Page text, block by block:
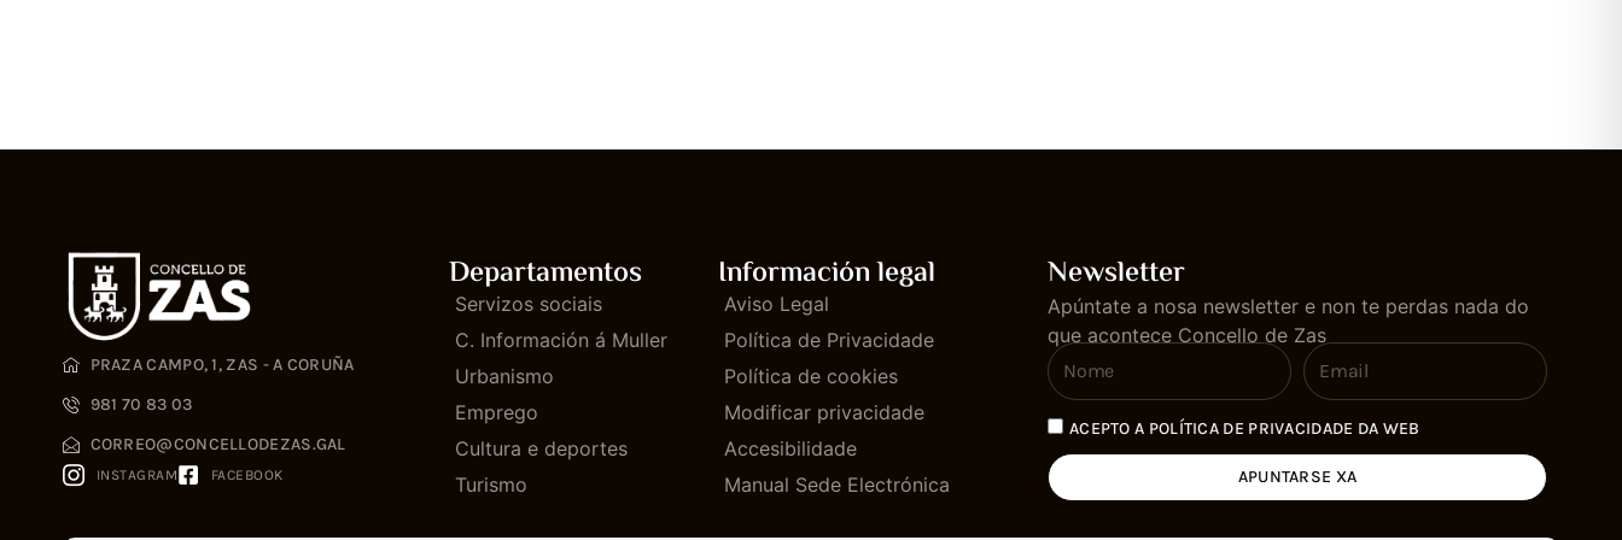
PRAZA CAMPO, 1, ZAS - A CORUÑA
981 70 83 03
CORREO@CONCELLODEZAS.GAL
INSTAGRAM FACEBOOK
Departamentos
Servizos sociais
C. Información á Muller
Urbanismo
Emprego
Cultura e deportes
Turismo
Información legal
Aviso Legal
Política de Privacidade
Política de cookies
Modificar privacidade
Accesibilidade
Manual Sede Electrónica
Newsletter
Apúntate a nosa newsletter e non te perdas nada do
que acontece Concello de Zas
ACEPTO A POLÍTICA DE PRIVACIDADE DA WEB
APUNTARSE XA